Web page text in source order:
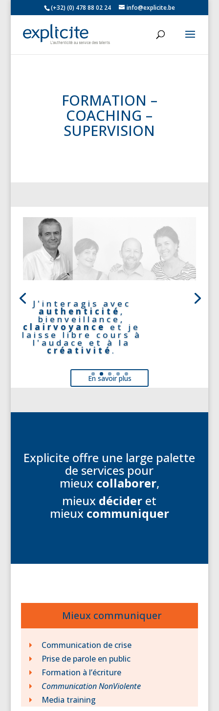
(+32) (0) 478 88 02 24 info@explicite.be
FORMATION –
COACHING –
SUPERVISION
J'interagis avec
authenticité ,
bienveillance,
clairvoyance et je
laisse libre cours à
l'audace et à la
créativité .
En savoir plus
Explicite offre une large palette
de services pour
mieux collaborer,
mieux décider et
mieux communiquer
Mieux communiquer
Communication de crise
Prise de parole en public
Formation à l’écriture
Communication NonViolente
Media training